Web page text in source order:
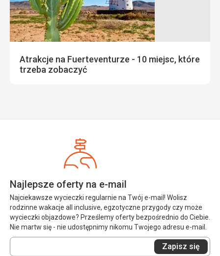
Atrakcje na Fuerteventurze - 10 miejsc, które
trzeba zobaczyć
Najlepsze oferty na e-mail
Najciekawsze wycieczki regularnie na Twój e-mail! Wolisz
rodzinne wakacje all inclusive, egzotyczne przygody czy może
wycieczki objazdowe? Prześlemy oferty bezpośrednio do Ciebie.
Nie martw się - nie udostępnimy nikomu Twojego adresu e-mail.
Wprowadź
swój
Zapisz się